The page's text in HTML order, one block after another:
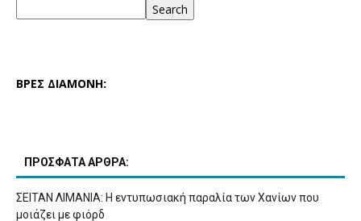
Search
ΒΡΕΣ ΔΙΑΜΟΝΗ:
ΠΡΟΣΦΑΤΑ ΑΡΘΡΑ:
ΣΕΙΤΑΝ ΛΙΜΑΝΙΑ: Η εντυπωσιακή παραλία των Χανίων που
μοιάζει με φιόρδ